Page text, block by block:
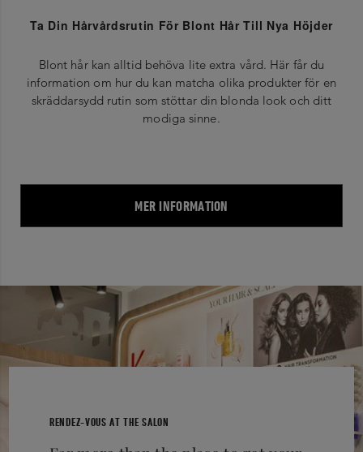
Ta Din Hårvårdsrutin För Blont Hår Till Nya Höjder
Blont hår kan alltid behöva lite extra vård. Här får du
information om hur du kan matcha olika produkter för en
skräddarsydd rutin som stöttar din blonda look och ditt
modiga sinne.
MER INFORMATION
RENDEZ-VOUS AT THE SALON